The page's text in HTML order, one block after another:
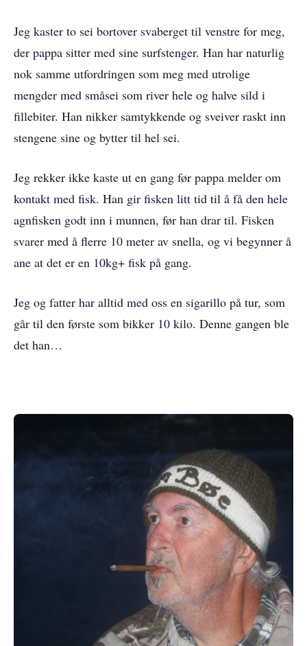
Jeg kaster to sei bortover svaberget til venstre for meg,
der pappa sitter med sine surfstenger. Han har naturlig
nok samme utfordringen som meg med utrolige
mengder med småsei som river hele og halve sild i
fillebiter. Han nikker samtykkende og sveiver raskt inn
stengene sine og bytter til hel sei.
Jeg rekker ikke kaste ut en gang før pappa melder om
kontakt med fisk. Han gir fisken litt tid til å få den hele
agnfisken godt inn i munnen, før han drar til. Fisken
svarer med å flerre 10 meter av snella, og vi begynner å
ane at det er en 10kg+ fisk på gang.
Jeg og fatter har alltid med oss en sigarillo på tur, som
går til den første som bikker 10 kilo. Denne gangen ble
det han…